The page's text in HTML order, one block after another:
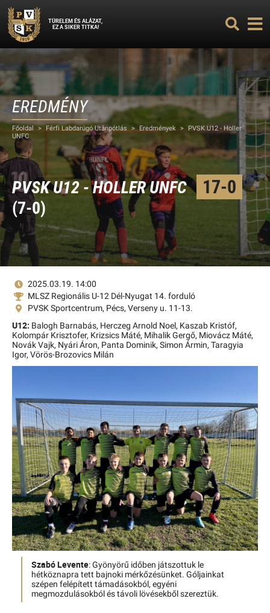
TÜRELEM ÉS ALÁZAT,
EZ A SIKER TITKA!
EREDMÉNY
Főoldal > Férfi Labdarúgó Utánpótlás > Eredmények >
PVSK U12 - Holler
UNFC
PVSK U12 - HOLLER UNFC 17-0
(7-0)
2025.03.19. 14:00
MLSZ Regionális U-12 Dél-Nyugat 14. forduló
PVSK Sportcentrum, Pécs, Verseny u. 11-13.
U12: Balogh Barnabás, Herczeg Arnold Noel, Kaszab Kristóf,
Kolompár Krisztofer, Krizsics Máté, Mihalik Gergő, Miovácz Máté,
Novák Vajk, Nyári Áron, Panta Dominik, Simon Ármin, Taragyia
Igor, Vörös-Brozovics Milán
Szabó Levente: Gyönyörű időben játszottuk le
hétköznapra tett bajnoki mérkőzésünket. Góljainkat
szépen felépített támadásokból, egyéni
megmozdulásokból és távoli lövésekből szereztük.